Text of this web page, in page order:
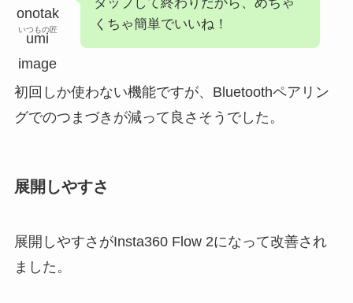
いつもの匠
くちゃ簡単でいいね！
初回しか使わない機能ですが、Bluetoothペアリン
グでのつまづきが減って良さそうでした。
展開しやすさ
展開しやすさがInsta360 Flow 2になって改善され
ました。